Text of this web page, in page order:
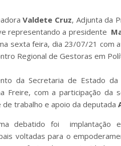
Valdete Cruz, Adjunta da
representando a presidente
sexta feira, dia 23/07/21 com
Regional de Gestoras em
da Secretaria de Estado da
Freire, com a participação da
de trabalho e apoio da deputada
debatido foi implantação
voltadas para o